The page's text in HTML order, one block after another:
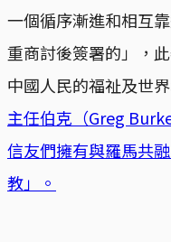
一個循序漸進和相互
重商討後簽署的」，
中國人民的福祉及世
主任伯克（Greg
信友們擁有與羅馬共
教」。